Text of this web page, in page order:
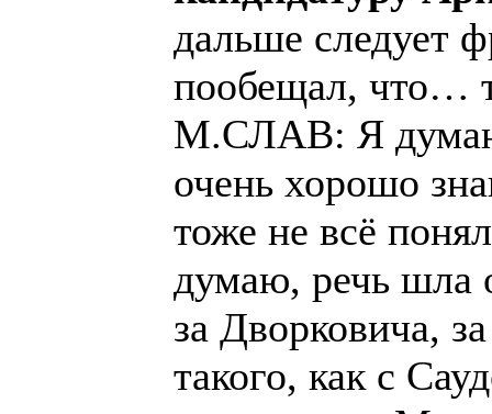
дальше следует
пообещал, что…
М.СЛАВ: Я
очень хорошо
тоже не всё
думаю, речь шла
за Дворковича,
такого, как с